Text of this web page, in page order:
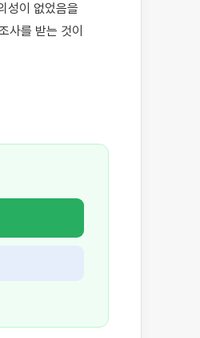
성이 없었음을
사를 받는 것이